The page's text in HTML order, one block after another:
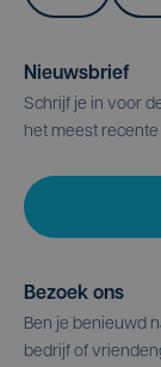
Nieuwsbrief
Schrijf je in voor
het meest
Bezoek ons
Ben je benieuwd
bedrijf of